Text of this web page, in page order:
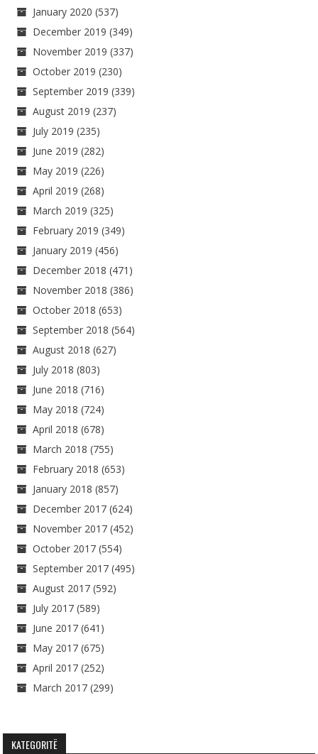
January 2020 (537)
December 2019 (349)
November 2019 (337)
October 2019 (230)
September 2019 (339)
August 2019 (237)
July 2019 (235)
June 2019 (282)
May 2019 (226)
April 2019 (268)
March 2019 (325)
February 2019 (349)
January 2019 (456)
December 2018 (471)
November 2018 (386)
October 2018 (653)
September 2018 (564)
August 2018 (627)
July 2018 (803)
June 2018 (716)
May 2018 (724)
April 2018 (678)
March 2018 (755)
February 2018 (653)
January 2018 (857)
December 2017 (624)
November 2017 (452)
October 2017 (554)
September 2017 (495)
August 2017 (592)
July 2017 (589)
June 2017 (641)
May 2017 (675)
April 2017 (252)
March 2017 (299)
KATEGORITË